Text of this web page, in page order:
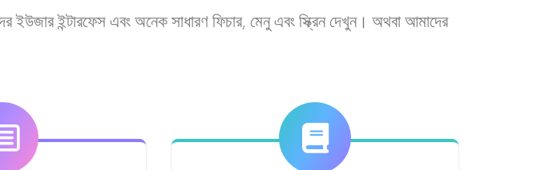
ইন্টারফেস এবং অনেক সাধারণ ফিচার, মেনু এবং স্ক্রিন দেখুন। অথবা আমাদের